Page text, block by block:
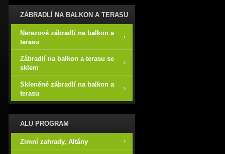
ZÁBRADLÍ NA BALKON A TERASU
Nerezové zábradlí na balkon a
terasu
Zábradlí na balkon a terasu se
sklem
Skleněné zábradlí na balkon a
terasu
ALU PROGRAM
Zimní zahrady, Altány